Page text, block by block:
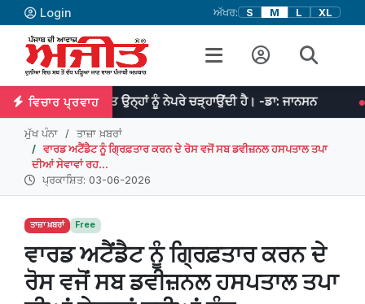
Login ਅੱਖਰ: S M L XL
ਵਿਚਾਰ ਪ੍ਰਵਾਹ
ਮਿਹਨਤ ਉਨ੍ਹਾਂ ਨੂੰ ਨੇਪਰੇ ਚੜ੍ਹਾਉਂਦੀ ਹੈ। -ਡਾ: ਜਾਨਸਨ ਜੇਕਰ ਤੁਹਾਡੇ
ਮੁੱਖ ਪੰਨਾ
ਤਾਜ਼ਾ ਖ਼ਬਰਾਂ
ਵਾਰਡ ਅਟੈਂਡੈਟ ਨੂੰ ਗ੍ਰਿਫ਼ਤਾਰ ਕਰਨ ਦੇ ਰੋਸ ਵਜੋਂ ਸਬ ਡਵੀਜ਼ਨਲ ਹਸਪਤਾਲ ਤਪਾ
ਦੀਆਂ ਸੇਵਾਵਾਂ ਰਹ...
ਪ੍ਰਕਾਸ਼ਿਤ: 03-06-2026
ਤਾਜ਼ਾ ਖ਼ਬਰਾਂ Free
ਵਾਰਡ ਅਟੈਂਡੈਟ ਨੂੰ ਗ੍ਰਿਫ਼ਤਾਰ ਕਰਨ ਦੇ
ਰੋਸ ਵਜੋਂ ਸਬ ਡਵੀਜ਼ਨਲ ਹਸਪਤਾਲ ਤਪਾ